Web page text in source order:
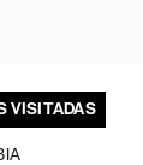
VISITADAS